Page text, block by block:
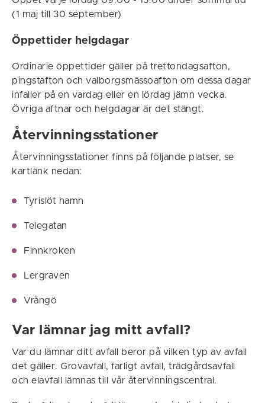
(1 maj till 30 september)
Öppettider helgdagar
Ordinarie öppettider gäller på trettondagsafton,
pingstafton och valborgsmässoafton om dessa dagar
infaller på en vardag eller en lördag jämn vecka.
Övriga aftnar och helgdagar är det stängt.
Återvinningsstationer
Återvinningsstationer finns på följande platser, se
kartlänk nedan:
Tyrislöt hamn
Telegatan
Finnkroken
Lergraven
Vrångö
Var lämnar jag mitt avfall?
Var du lämnar ditt avfall beror på vilken typ av avfall
det gäller. Grovavfall, farligt avfall, trädgårdsavfall
och elavfall lämnas till vår återvinningscentral.